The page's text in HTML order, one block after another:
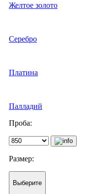
Желтое золото
Серебро
Платина
Палладий
Проба:
Размер:
Выберите